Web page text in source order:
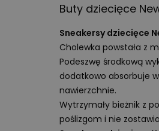
Buty dziecięce
Sneakersy dziecięce
Cholewka powstała z
Podeszwę środkową
dodatkowo absorbuje
nawierzchnie.
Wytrzymały bieżnik z
poślizgom i nie